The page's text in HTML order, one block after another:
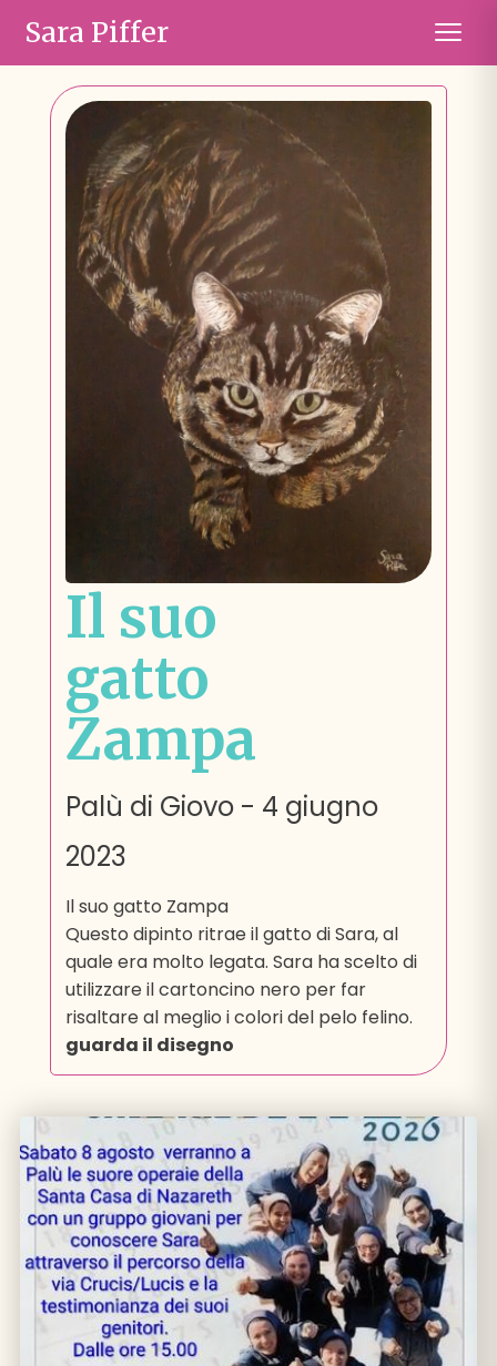
Sara Piffer
Il suo
gatto
Zampa
Palù di Giovo - 4 giugno
2023
Il suo gatto Zampa
Questo dipinto ritrae il gatto di Sara, al
quale era molto legata. Sara ha scelto di
utilizzare il cartoncino nero per far
risaltare al meglio i colori del pelo felino.
guarda il disegno